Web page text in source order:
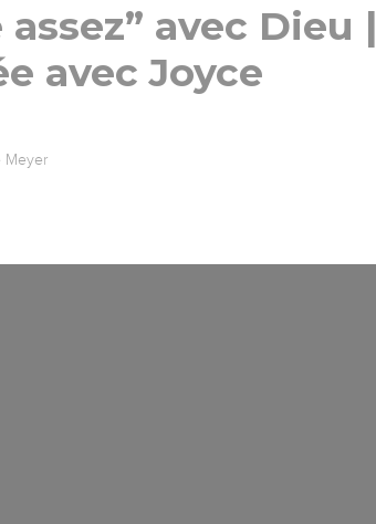
avec Dieu |
avec Joyce
Meyer